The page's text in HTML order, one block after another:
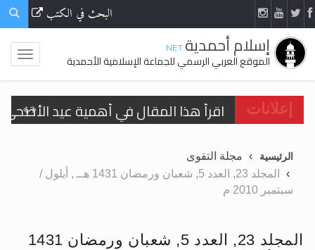
البحث في الكتب
إسلام أحمدية.NET
الموقع العربي الرسمي للجماعة الإسلامية الأحمدية
إعلانات
اقرأ هذا المقال في أهمية عيد
تعميم هامّ لأفراد الجماعة >> المزيد
تعميم هامّ لأفراد الجماعة >> المزيد
الرئيسية
مجلة التقوى
المجلد 23, العدد 5, شعبان ورمضان 1431 هــ , أيلول /
سبتمبر 2010 م
المجلد 23, العدد 5, شعبان ورمضان 1431